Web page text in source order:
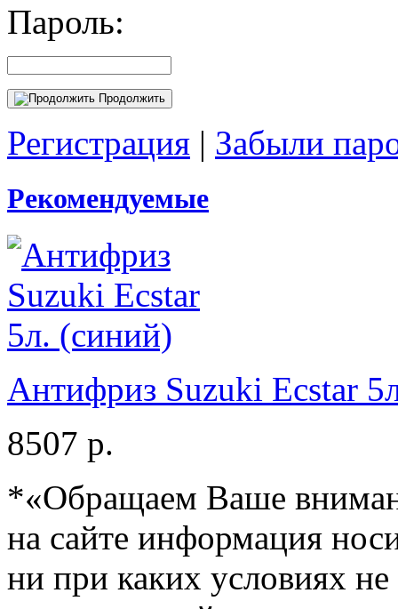
Пароль:
Продолжить
Регистрация | Забыли
Рекомендуемые
Антифриз Suzuki Ecstar
8507 р.
*«Обращаем Ваше
на сайте информация
ни при каких условиях